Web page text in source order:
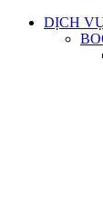
DỊCH